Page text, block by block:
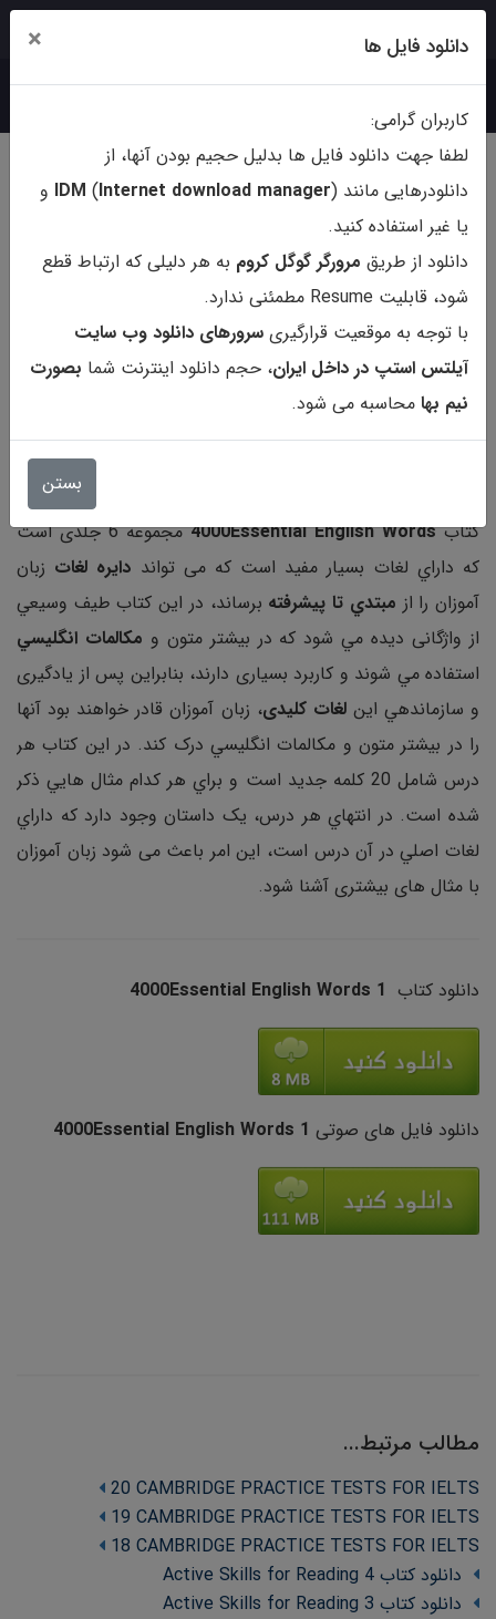
ورود ثبت‌نام
کتاب Paul Nation 4000 Essential
کتاب4000Essential English Words
مجموعه 6 جلدی است
که داراي لغات بسيار مفید است که می تواند دايره لغات زبان
آموزان را از مبتدي تا پيشرفته برساند، در اين کتاب طیف وسيعي
از واژگانی ديده مي شود که در بيشتر متون و مکالمات انگليسي
استفاده مي شوند و کاربرد بسیاری دارند، بنابراين پس از یادگیری
و سازماندهي اينلغات کليدی، زبان آموزان قادر خواهند بود آنها
را در بيشتر متون و مکالمات انگليسي درک کند. در این کتاب هر
درس شامل 20 کلمه جدید است و براي هر کدام مثال هايي ذکر
شده است. در انتهاي هر درس، يک داستان وجود دارد که داراي
لغات اصلي در آن درس است، این امر باعث می شود زبان آموزان
با مثال های بیشتری آشنا شود.
دانلود کتاب 4000Essential English Words 1
دانلود فایل های صوتی
مطالب مرتبط...
20 CAMBRIDGE PRACTICE TESTS FOR IELTS
19 CAMBRIDGE PRACTICE TESTS FOR IELTS
18 CAMBRIDGE PRACTICE TESTS FOR IELTS
دانلود کتاب Active Skills for Reading 4
دانلود کتاب Active Skills for Reading 3
دانلود فایل ها ×
کاربران گرامی:
لطفا جهت دانلود فایل ها بدلیل حجیم بودن آنها، از
دانلودرهایی مانند (
Internet download manager
)
IDM و
یا غیر استفاده کنید.
دانلود از طریق مرورگر گوگل کروم به هر دلیلی که ارتباط قطع
شود، قابلیت Resume مطمئنی ندارد.
با توجه به موقعیت قرارگیری سرورهای دانلود وب سایت
آیلتس استپ در داخل ایران، حجم دانلود اینترنت شما بصورت
نیم بها محاسبه می شود.
بستن